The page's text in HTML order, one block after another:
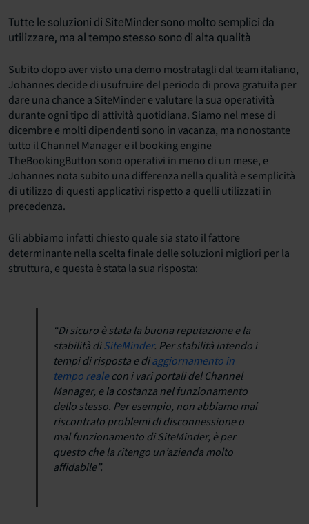
Tutte le soluzioni di SiteMinder sono molto semplici da
utilizzare, ma al tempo stesso sono di alta qualità
Subito dopo aver visto una demo mostratagli dal team italiano,
Johannes decide di usufruire del periodo di prova gratuita per
dare una chance a SiteMinder e valutare la sua operatività
durante ogni tipo di attività quotidiana. Siamo nel mese di
dicembre e molti dipendenti sono in vacanza, ma nonostante
tutto il Channel Manager e il booking engine
TheBookingButton sono operativi in meno di un mese, e
Johannes nota subito una differenza nella qualità e semplicità
di utilizzo di questi applicativi rispetto a quelli utilizzati in
precedenza.
Gli abbiamo infatti chiesto quale sia stato il fattore
determinante nella scelta finale delle soluzioni migliori per la
struttura, e questa è stata la sua risposta:
“Di sicuro è stata la buona reputazione e la
stabilità diSiteMinder. Per stabilità intendo i
tempi di risposta e diaggiornamento in
tempo realecon i vari portali del Channel
Manager, e la costanza nel funzionamento
dello stesso. Per esempio, non abbiamo mai
riscontrato problemi di disconnessione o
mal funzionamento di SiteMinder, è per
questo che la ritengo un’azienda molto
affidabile”.